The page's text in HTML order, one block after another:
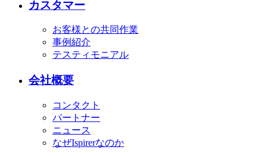
カスタマー
お客様との共同作業
事例紹介
テスティモニアル
会社概要
コンタクト
パートナー
ニュース
なぜIspirerなのか